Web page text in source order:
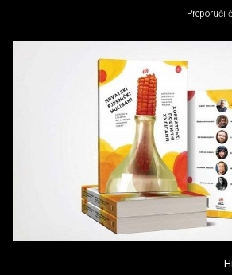
Preporuči